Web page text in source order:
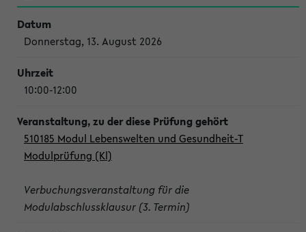
Donnerstag, 13. August 2026
10:00-12:00
510185 Modul Lebenswelten und Gesundheit-T
Modulprüfung (Kl)
Verbuchungsveranstaltung für die
Modulabschlussklausur (3. Termin)